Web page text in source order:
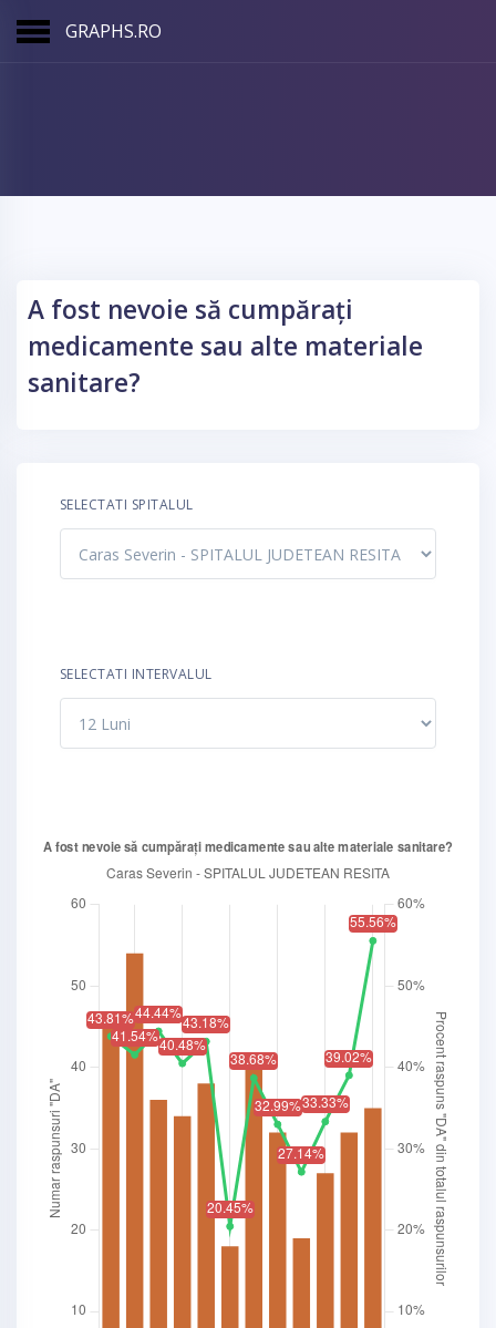
GRAPHS.RO
A fost nevoie să cumpărați
medicamente sau alte materiale
sanitare?
SELECTATI SPITALUL
SELECTATI INTERVALUL